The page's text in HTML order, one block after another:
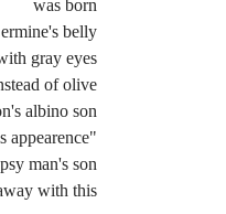
was born
belly
gray eyes
of olive,
albino son
"Dam his appearence!
man's son
with this"